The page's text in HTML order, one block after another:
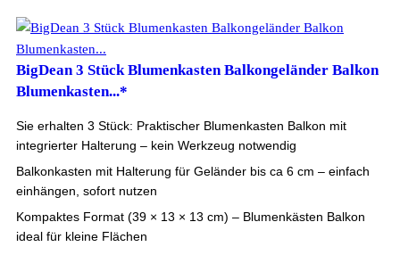
BigDean 3 Stück Blumenkasten Balkongeländer Balkon
Blumenkasten...*
Sie erhalten 3 Stück: Praktischer Blumenkasten Balkon mit
integrierter Halterung – kein Werkzeug notwendig
Balkonkasten mit Halterung für Geländer bis ca 6 cm – einfach
einhängen, sofort nutzen
Kompaktes Format (39 × 13 × 13 cm) – Blumenkästen Balkon
ideal für kleine Flächen